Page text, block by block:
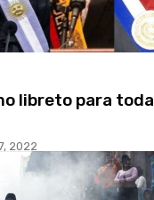
libreto para toda
2022